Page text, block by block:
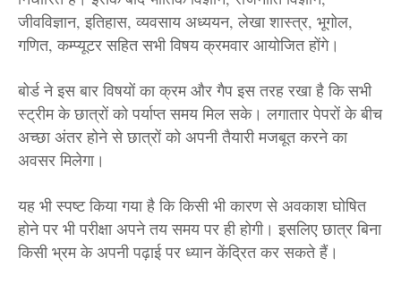
जीवविज्ञान, इतिहास, व्यवसाय अध्ययन, लेखा शास्त्र, भूगोल,
गणित, कम्प्यूटर सहित सभी विषय क्रमवार आयोजित होंगे।
बोर्ड ने इस बार विषयों का क्रम और गैप इस तरह रखा है कि सभी
स्ट्रीम के छात्रों को पर्याप्त समय मिल सके। लगातार पेपरों के बीच
अच्छा अंतर होने से छात्रों को अपनी तैयारी मजबूत करने का
अवसर मिलेगा।
यह भी स्पष्ट किया गया है कि किसी भी कारण से अवकाश घोषित
होने पर भी परीक्षा अपने तय समय पर ही होगी। इसलिए छात्र बिना
किसी भ्रम के अपनी पढ़ाई पर ध्यान केंद्रित कर सकते हैं।